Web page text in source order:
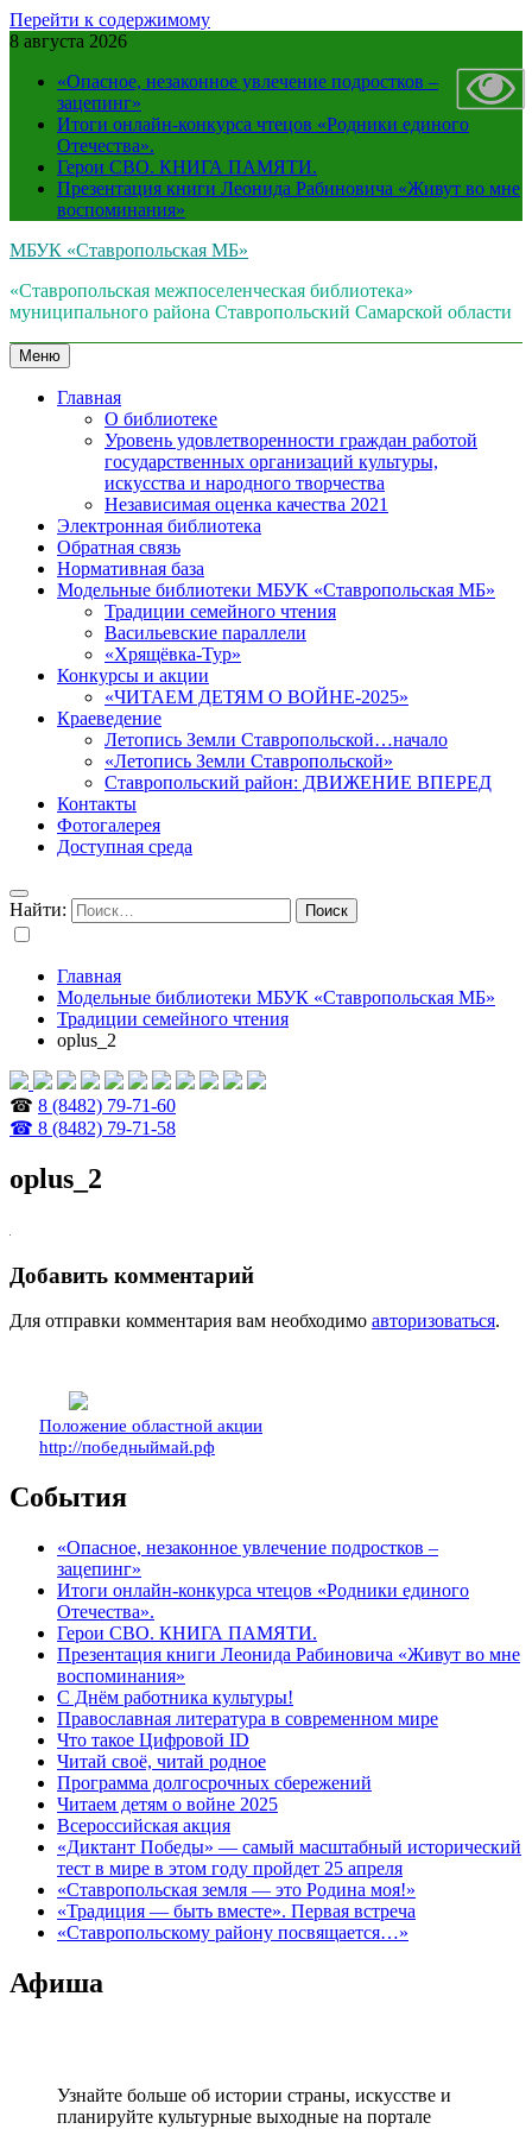
Перейти к содержимому
8 августа 2026
«Опасное, незаконное увлечение подростков –
зацепинг»
Итоги онлайн-конкурса чтецов «Родники единого
Отечества».
Герои СВО. КНИГА ПАМЯТИ.
Презентация книги Леонида Рабиновича «Живут во мне
воспоминания»
МБУК «Ставропольская МБ»
«Ставропольская межпоселенческая библиотека»
муниципального района Ставропольский Самарской области
Меню
Главная
О библиотеке
Уровень удовлетворенности граждан работой
государственных организаций культуры,
искусства и народного творчества
Независимая оценка качества 2021
Электронная библиотека
Обратная связь
Нормативная база
Модельные библиотеки МБУК «Ставропольская МБ»
Традиции семейного чтения
Васильевские параллели
«Хрящёвка-Тур»
Конкурсы и акции
«ЧИТАЕМ ДЕТЯМ О ВОЙНЕ-2025»
Краеведение
Летопись Земли Ставропольской…начало
«Летопись Земли Ставропольской»
Ставропольский район: ДВИЖЕНИЕ ВПЕРЕД
Контакты
Фотогалерея
Доступная среда
Найти:
Главная
Модельные библиотеки МБУК «Ставропольская МБ»
Традиции семейного чтения
oplus_2
☎ 8 (8482) 79-71-60
☎ 8 (8482) 79-71-58
oplus_2
Добавить комментарий
Для отправки комментария вам необходимо авторизоваться.
Положение областной акции
http://победныймай.рф
События
«Опасное, незаконное увлечение подростков –
зацепинг»
Итоги онлайн-конкурса чтецов «Родники единого
Отечества».
Герои СВО. КНИГА ПАМЯТИ.
Презентация книги Леонида Рабиновича «Живут во мне
воспоминания»
С Днём работника культуры!
Православная литература в современном мире
Что такое Цифровой ID
Читай своё, читай родное
Программа долгосрочных сбережений
Читаем детям о войне 2025
Всероссийская акция
«Диктант Победы» — самый масштабный исторический
тест в мире в этом году пройдет 25 апреля
«Ставропольская земля — это Родина моя!»
«Традиция — быть вместе». Первая встреча
«Ставропольскому району посвящается…»
Афиша
Узнайте больше об истории страны, искусстве и
планируйте культурные выходные на портале